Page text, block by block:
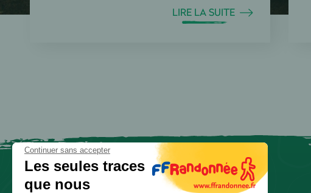
LIRE LA SUITE
Continuer sans accepter
Les seules traces
que nous